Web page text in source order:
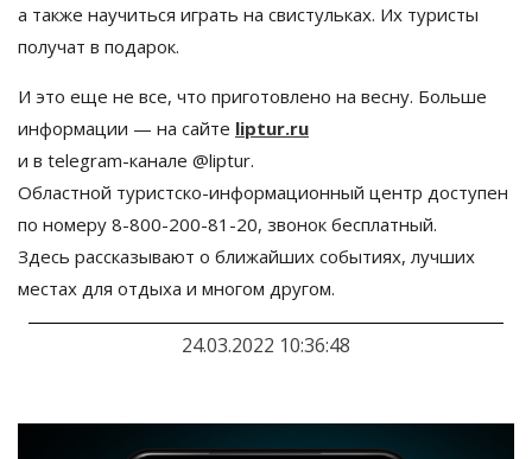
а также научиться играть на свистульках. Их туристы
получат в подарок.
И это еще не все, что приготовлено на весну. Больше
информации — на сайте liptur.ru
и в telegram-канале @liptur.
Областной туристско-информационный центр доступен
по номеру 8-800-200-81-20, звонок бесплатный.
Здесь рассказывают о ближайших событиях, лучших
местах для отдыха и многом другом.
24.03.2022 10:36:48